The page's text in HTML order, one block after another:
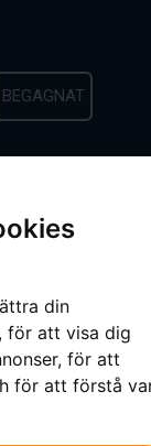
din
för att visa dig
för att
för att förstå
BEGAGNAT